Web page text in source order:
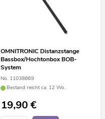
OMNITRONIC Distanzstange
Bassbox/Hochtonbox BOB-
System
No. 11038869
Bestand reicht ca. 12 Wo.
19,90€